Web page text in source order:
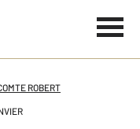
ROBERT